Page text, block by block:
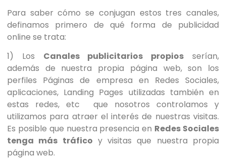
Para saber cómo se conjugan estos tres canales,
definamos primero de qué forma de publicidad
online se trata:
1) Los Canales publicitarios propios serían,
además de nuestra propia página web, son los
perfiles Páginas de empresa en Redes Sociales,
aplicaciones, Landing Pages utilizadas también en
estas redes, etc que nosotros controlamos y
utilizamos para atraer el interés de nuestras visitas.
Es posible que nuestra presencia en Redes Sociales
tenga más tráfico y visitas que nuestra propia
página web.